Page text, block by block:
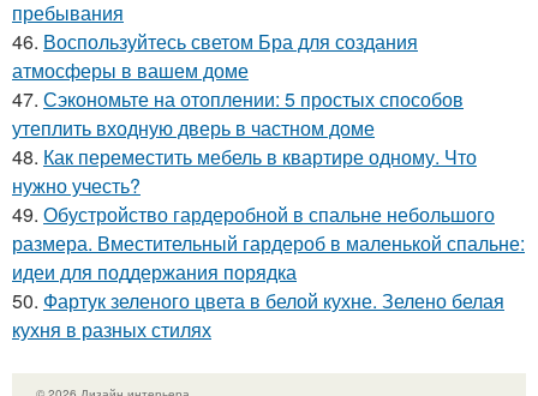
пребывания
46. Воспользуйтесь светом Бра для создания
атмосферы в вашем доме
47. Сэкономьте на отоплении: 5 простых способов
утеплить входную дверь в частном доме
48. Как переместить мебель в квартире одному. Что
нужно учесть?
49. Обустройство гардеробной в спальне небольшого
размера. Вместительный гардероб в маленькой спальне:
идеи для поддержания порядка
50. Фартук зеленого цвета в белой кухне. Зелено белая
кухня в разных стилях